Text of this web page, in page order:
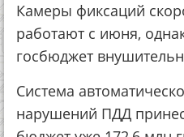
Камеры фиксаций
работают с июня,
госбюджет
Система
нарушений ПДД